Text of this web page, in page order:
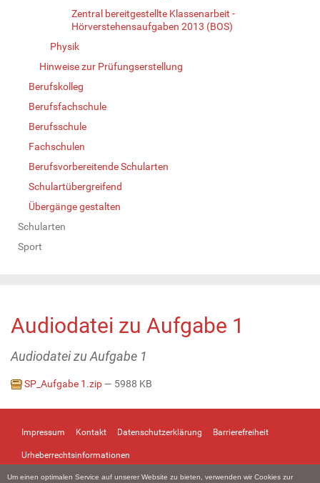
Um einen optimalen Service auf unserer Website zu bieten, verwenden wir Cookies zur
Zentral bereitgestellte Klassenarbeit -
Hörverstehensaufgaben 2013 (BOS)
Physik
Hinweise zur Prüfungserstellung
Berufskolleg
Berufsfachschule
Berufsschule
Fachschulen
Berufsvorbereitende Schularten
Schulartübergreifend
Übergänge gestalten
Schularten
Sport
Audiodatei zu Aufgabe 1
Audiodatei zu Aufgabe 1
SP_Aufgabe 1.zip— 5988 KB
Impressum Kontakt Datenschutzerklärung Barrierefreiheit
Urheberrechtsinformationen